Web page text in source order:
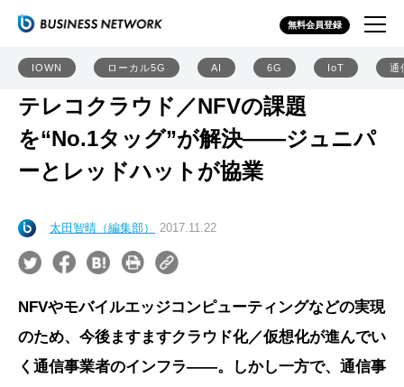
無料会員登録
IOWN ローカル5G AI 6G IoT 通
テレコクラウド／NFVの課題
を“No.1タッグ”が解決――ジュニパ
ーとレッドハットが協業
太田智晴（編集部） 2017.11.22
NFVやモバイルエッジコンピューティングなどの実現
のため、今後ますますクラウド化／仮想化が進んでい
く通信事業者のインフラ――。しかし一方で、通信事